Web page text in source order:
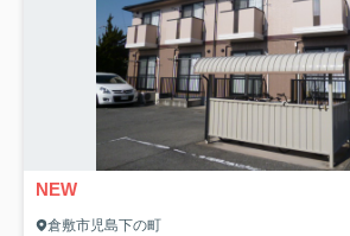
NEW
倉敷市児島下の町